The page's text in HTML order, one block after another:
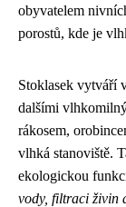
obyvatelem
porostů, kde je
Stoklasek vytváří
dalšími
rákosem,
vlhká stanoviště.
ekologickou
vody, filtraci živin